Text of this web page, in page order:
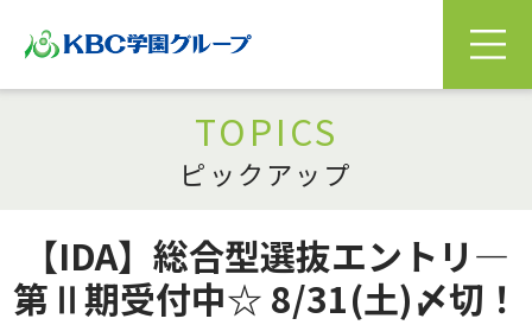
TOPICS
ピックアップ
【IDA】総合型選抜エントリ―
第Ⅱ期受付中☆ 8/31(土)〆切！